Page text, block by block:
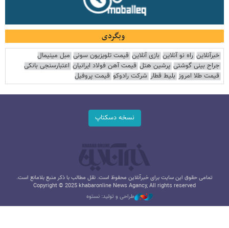
وبگردی
خبرآنلاین راه نو آنلاین بازی آنلاین قیمت تلویزیون سونی مبل مینیمال
جراح بینی گوشتی پرشین هتل قیمت آهن فولاد ایرانیان اعتبارسنجی بانکی
قیمت طلا امروز بلیط قطار شرکت رادوکو قیمت پروفیل
نسخه دسکتاپ
تمامی حقوق این سایت برای خبرآنلاین محفوظ است. نقل مطالب با ذکر منبع بلامانع است.
Copyright © 2025 khabaronline News Agancy, All rights reserved
طراحی و تولید: نستوه